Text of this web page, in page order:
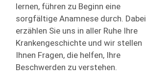
lernen, führen zu Beginn eine
sorgfältige Anamnese durch. Dabei
erzählen Sie uns in aller Ruhe Ihre
Krankengeschichte und wir stellen
Ihnen Fragen, die helfen, Ihre
Beschwerden zu verstehen.